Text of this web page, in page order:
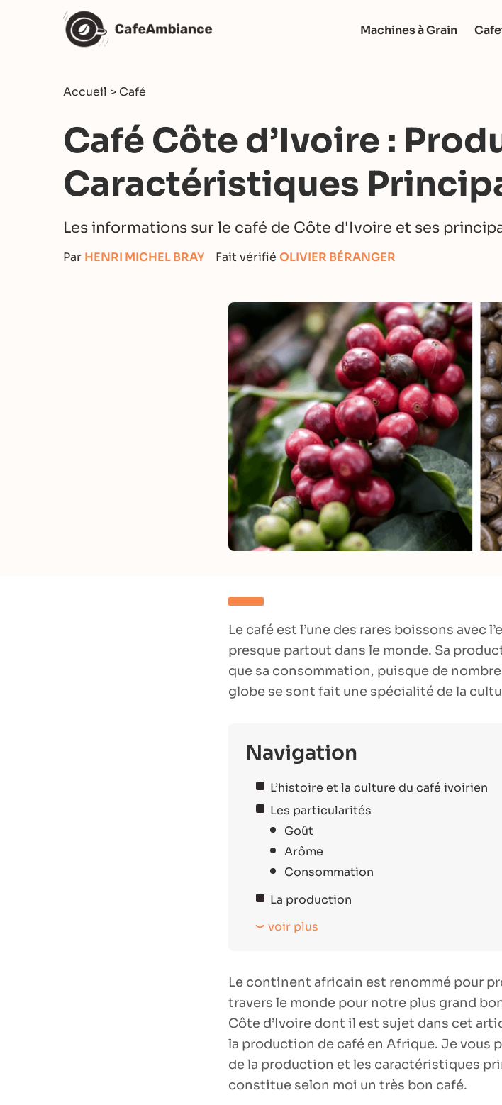
Machines à Grain
Accueil > Café
Café Côte d’Ivoire :
Caractéristiques
Les informations sur le café de Côte d'Ivoire et ses
Par HENRI MICHEL BRAY Fait vérifié OLIVIER BÉRANGER
Le café est l’une des rares boissons avec
presque partout dans le monde. Sa
que sa consommation, puisque de
globe se sont fait une spécialité de la
Navigation
L’histoire et la culture du café ivoirien
Les particularités
Goût
Arôme
Consommation
La production
voir plus
Le continent africain est renommé pour
travers le monde pour notre plus grand
Côte d’Ivoire dont il est sujet dans cet
la production de café en Afrique. Je vous
de la production et les caractéristiques
constitue selon moi un très bon café.